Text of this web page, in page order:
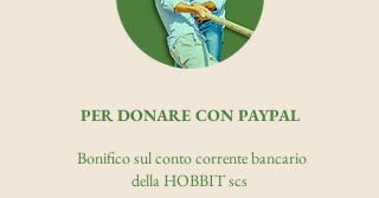
PER DONARE CON PAYPAL
Bonifico sul conto corrente bancario
della HOBBIT scs